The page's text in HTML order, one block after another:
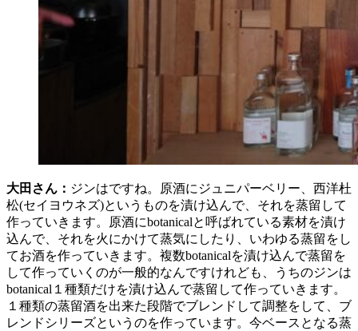
大田さん： ジンはですね。原酒にジュニパーベリー、西洋杜
松(セイヨウネズ)というものを漬け込んで、それを蒸留して
作っていきます。原酒にbotanicalと呼ばれている素材を漬け
込んで、それを火にかけて蒸気にしたり、いわゆる蒸留をし
てお酒を作っていきます。複数botanicalを漬け込んで蒸留を
して作っていくのが一般的なんですけれども、うちのジンは
botanical１種類だけを漬け込んで蒸留して作っていきます。
１種類の蒸留酒を出来た段階でブレンドして調整をして、ブ
レンドシリーズというのを作っています。今ベースとなる蒸